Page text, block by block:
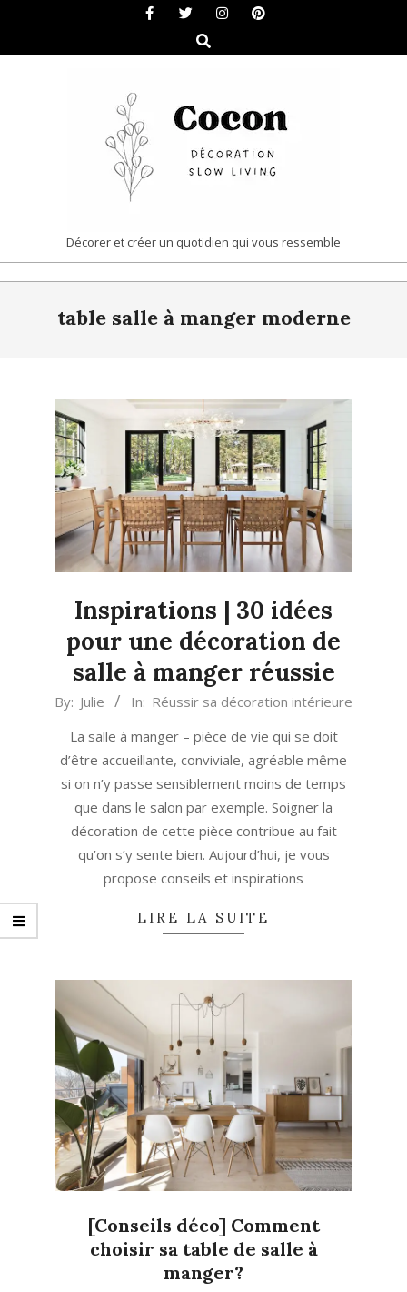
content
Search
COCON
|
DÉCORATION
LIVING
Décorer et créer un quotidien qui vous ressemble
Navigationtable salle à manger moderne
Inspirations | 30 idées
pour une décoration de
salle à manger réussie
2023-
By: Julie In: Réussir sa décoration intérieure
La salle à manger – pièce de vie qui se doit
d’être accueillante, conviviale, agréable même
si on n’y passe sensiblement moins de temps
que dans le salon par exemple. Soigner la
décoration de cette pièce contribue au fait
qu’on s’y sente bien. Aujourd’hui, je vous
propose conseils et inspirations
LIRE LA SUITE
[Conseils déco] Comment
choisir sa table de salle à
manger?